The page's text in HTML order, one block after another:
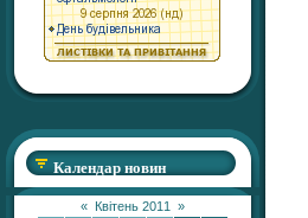
Календар новин
« Квітень 2011
»